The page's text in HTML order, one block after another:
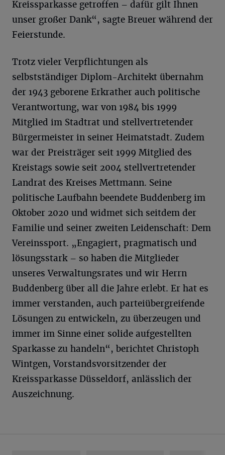
Kreissparkasse getroffen – dafür gilt Ihnen
unser großer Dank“, sagte Breuer während der
Feierstunde.
Trotz vieler Verpflichtungen als
selbstständiger Diplom-Architekt übernahm
der 1943 geborene Erkrather auch politische
Verantwortung, war von 1984 bis 1999
Mitglied im Stadtrat und stellvertretender
Bürgermeister in seiner Heimatstadt. Zudem
war der Preisträger seit 1999 Mitglied des
Kreistags sowie seit 2004 stellvertretender
Landrat des Kreises Mettmann. Seine
politische Laufbahn beendete Buddenberg im
Oktober 2020 und widmet sich seitdem der
Familie und seiner zweiten Leidenschaft: Dem
Vereinssport. „Engagiert, pragmatisch und
lösungsstark – so haben die Mitglieder
unseres Verwaltungsrates und wir Herrn
Buddenberg über all die Jahre erlebt. Er hat es
immer verstanden, auch parteiübergreifende
Lösungen zu entwickeln, zu überzeugen und
immer im Sinne einer solide aufgestellten
Sparkasse zu handeln“, berichtet Christoph
Wintgen, Vorstandsvorsitzender der
Kreissparkasse Düsseldorf, anlässlich der
Auszeichnung.